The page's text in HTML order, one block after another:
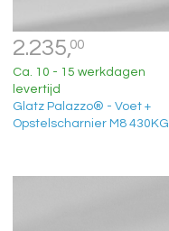
2.235,00
Ca. 10 - 15 werkdagen
levertijd
Glatz Palazzo® - Voet +
Opstelscharnier M8 430KG